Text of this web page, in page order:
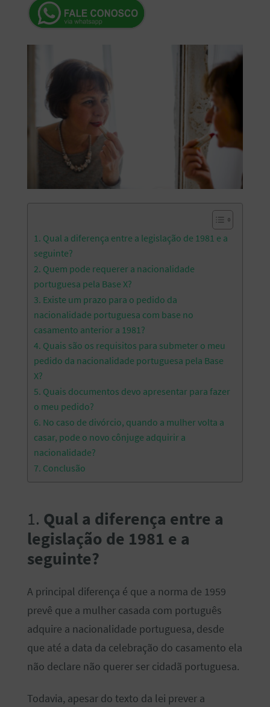
1. Qual a diferença entre a legislação de 1981 e a
seguinte?
2. Quem pode requerer a nacionalidade
portuguesa pela Base X?
3. Existe um prazo para o pedido da
nacionalidade portuguesa com base no
casamento anterior a 1981?
4. Quais são os requisitos para submeter o meu
pedido da nacionalidade portuguesa pela Base
X?
5. Quais documentos devo apresentar para fazer
o meu pedido?
6. No caso de divórcio, quando a mulher volta a
casar, pode o novo cônjuge adquirir a
nacionalidade?
7. Conclusão
1. Qual a diferença entre a
legislação de 1981 e a
seguinte?
A principal diferença é que a norma de 1959
prevê que a mulher casada com português
adquire a nacionalidade portuguesa, desde
que até a data da celebração do casamento ela
não declare não querer ser cidadã portuguesa.
Todavia, apesar do texto da lei prever a